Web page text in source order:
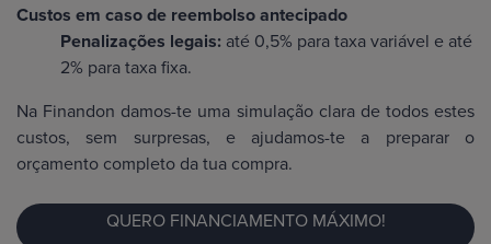
Custos em caso de reembolso antecipado
Penalizações legais: até 0,5% para taxa variável e até
2% para taxa fixa.
Na Finandon damos-te uma simulação clara de todos estes
custos, sem surpresas, e ajudamos-te a preparar o
orçamento completo da tua compra.
QUERO FINANCIAMENTO MÁXIMO!